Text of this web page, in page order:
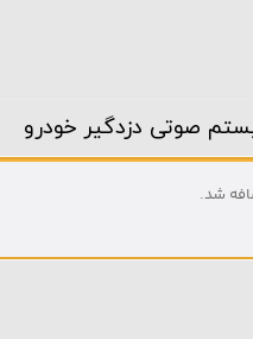
صوتی دزدگیر خودرو
شد.